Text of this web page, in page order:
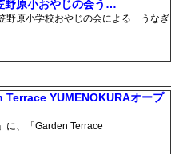
野原小おやじの会う…
原小学校おやじの会による「うなぎ
Terrace YUMENOKURAオープ
に、「Garden Terrace